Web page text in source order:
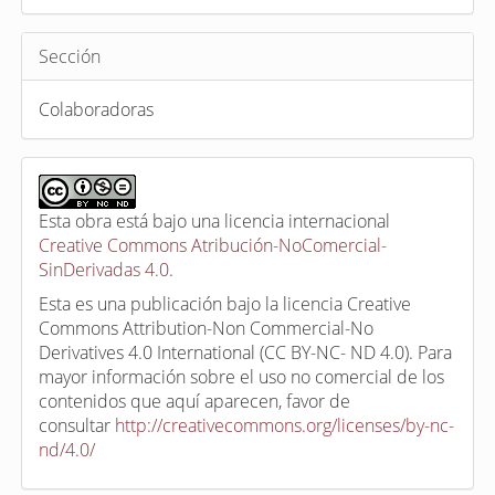
Sección
Colaboradoras
Esta obra está bajo una licencia internacional
Creative Commons Atribución-NoComercial-
SinDerivadas 4.0.
Esta es una publicación bajo la licencia Creative
Commons Attribution-Non Commercial-No
Derivatives 4.0 International (CC BY-NC- ND 4.0). Para
mayor información sobre el uso no comercial de los
contenidos que aquí aparecen, favor de
consultar http://creativecommons.org/licenses/by-nc-
nd/4.0/